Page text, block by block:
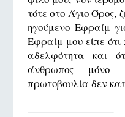
τότε στο Άγιο Όρος,
ηγούμενο Εφραίμ
Εφραίμ μου είπε
αδελφότητα και
άνθρωπος
πρωτοβουλία δεν